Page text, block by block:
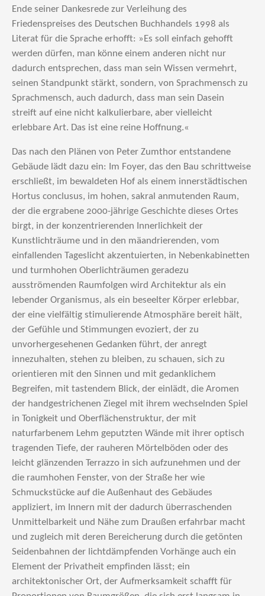
Ende seiner Dankesrede zur Verleihung des
Friedenspreises des Deutschen Buchhandels 1998 als
Literat für die Sprache erhofft: »Es soll einfach gehofft
werden dürfen, man könne einem anderen nicht nur
dadurch entsprechen, dass man sein Wissen vermehrt,
seinen Standpunkt stärkt, sondern, von Sprachmensch zu
Sprachmensch, auch dadurch, dass man sein Dasein
streift auf eine nicht kalkulierbare, aber vielleicht
erlebbare Art. Das ist eine reine Hoffnung.«
Das nach den Plänen von Peter Zumthor entstandene
Gebäude lädt dazu ein: Im Foyer, das den Bau schrittweise
erschließt, im bewaldeten Hof als einem innerstädtischen
Hortus conclusus, im hohen, sakral anmutenden Raum,
der die ergrabene 2000-jährige Geschichte dieses Ortes
birgt, in der konzentrierenden Innerlichkeit der
Kunstlichträume und in den mäandrierenden, vom
einfallenden Tageslicht akzentuierten, in Nebenkabinetten
und turmhohen Oberlichträumen geradezu
ausströmenden Raumfolgen wird Architektur als ein
lebender Organismus, als ein beseelter Körper erlebbar,
der eine vielfältig stimulierende Atmosphäre bereit hält,
der Gefühle und Stimmungen evoziert, der zu
unvorhergesehenen Gedanken führt, der anregt
innezuhalten, stehen zu bleiben, zu schauen, sich zu
orientieren mit den Sinnen und mit gedanklichem
Begreifen, mit tastendem Blick, der einlädt, die Aromen
der handgestrichenen Ziegel mit ihrem wechselnden Spiel
in Tonigkeit und Oberflächenstruktur, der mit
naturfarbenem Lehm geputzten Wände mit ihrer optisch
tragenden Tiefe, der rauheren Mörtelböden oder des
leicht glänzenden Terrazzo in sich aufzunehmen und der
die raumhohen Fenster, von der Straße her wie
Schmuckstücke auf die Außenhaut des Gebäudes
appliziert, im Innern mit der dadurch überraschenden
Unmittelbarkeit und Nähe zum Draußen erfahrbar macht
und zugleich mit deren Bereicherung durch die getönten
Seidenbahnen der lichtdämpfenden Vorhänge auch ein
Element der Privatheit empfinden lässt; ein
architektonischer Ort, der Aufmerksamkeit schafft für